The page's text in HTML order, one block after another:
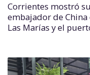
Corrientes mostró
embajador de
Las Marías y el